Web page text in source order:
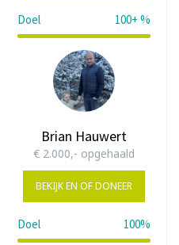
Doel 100+ %
Brian Hauwert
€ 2.000,- opgehaald
BEKIJK EN OF DONEER
Doel 100%
100%